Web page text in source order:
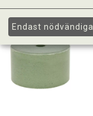
Endast nödvändiga